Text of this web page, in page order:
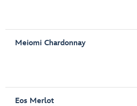
Meiomi Chardonnay
Eos Merlot